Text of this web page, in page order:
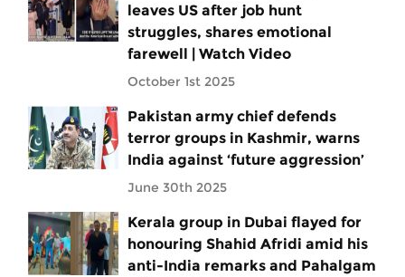
leaves US after job hunt
struggles, shares emotional
farewell | Watch Video
October 1st 2025
Pakistan army chief defends
terror groups in Kashmir, warns
India against ‘future aggression’
June 30th 2025
Kerala group in Dubai flayed for
honouring Shahid Afridi amid his
anti-India remarks and Pahalgam